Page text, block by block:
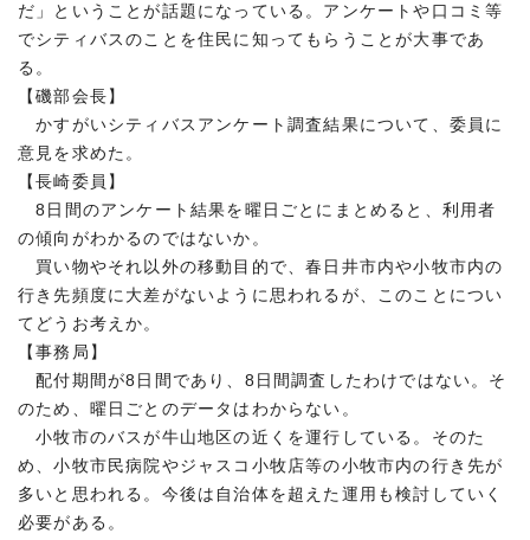
だ」ということが話題になっている。アンケートや口コミ等
でシティバスのことを住民に知ってもらうことが大事であ
る。
【磯部会長】
かすがいシティバスアンケート調査結果について、委員に
意見を求めた。
【長崎委員】
8日間のアンケート結果を曜日ごとにまとめると、利用者
の傾向がわかるのではないか。
買い物やそれ以外の移動目的で、春日井市内や小牧市内の
行き先頻度に大差がないように思われるが、このことについ
てどうお考えか。
【事務局】
配付期間が8日間であり、8日間調査したわけではない。そ
のため、曜日ごとのデータはわからない。
小牧市のバスが牛山地区の近くを運行している。そのた
め、小牧市民病院やジャスコ小牧店等の小牧市内の行き先が
多いと思われる。今後は自治体を超えた運用も検討していく
必要がある。